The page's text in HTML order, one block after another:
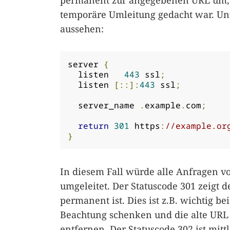
temporäre Umleitung gedacht war.
aussehen:
server {
  listen
443 ssl ;
  listen
[::]:443 ssl ;
  server_name
. example. com ;
return 301 https : //
}
In diesem Fall würde alle Anfragen
umgeleitet. Der Statuscode 301 zeigt
permanent ist. Dies ist z.B. wichtig
Beachtung schenken und die alte